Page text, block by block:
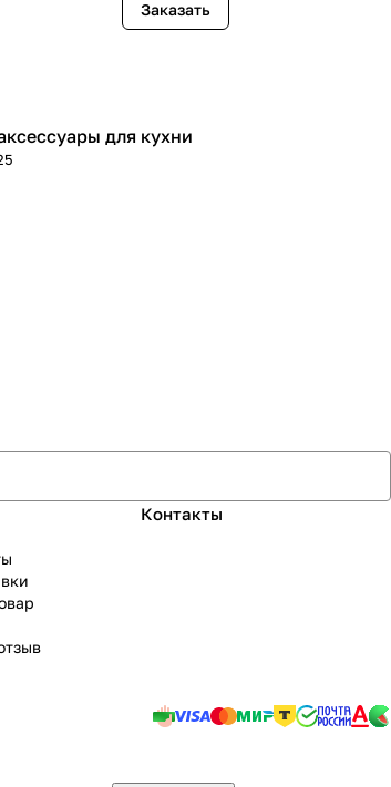
Заказать
дома для кухни
Контакты